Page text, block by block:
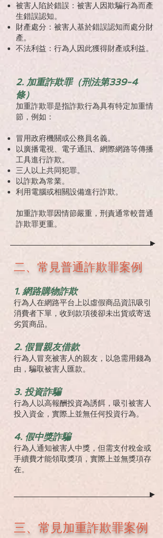
被害人陷於錯誤：被害人因欺騙行為而產
生錯誤認知。
財產處分：被害人基於錯誤認知而處分財
產。
不法利益：行為人因此獲得財產或利益。
2. 加重詐欺罪（刑法第339-4
條）
加重詐欺罪是指詐欺行為具有特定加重情
節，例如：
冒用政府機關或公務員名義。
以廣播電視、電子通訊、網際網路等傳播
工具進行詐欺。
三人以上共同犯罪。
以詐欺為常業。
利用電腦或相關設備進行詐欺。
加重詐欺罪因情節嚴重，刑責通常較普通
詐欺罪更重。
二、常見普通詐欺罪案例
1. 網路購物詐欺
行為人在網路平台上以虛假商品資訊吸引
消費者下單，收到款項後卻未出貨或寄送
劣質商品。
2. 假冒親友借款
行為人冒充被害人的親友，以急需用錢為
由，騙取被害人匯款。
3. 投資詐騙
行為人以高報酬投資為誘餌，吸引被害人
投入資金，實際上並無任何投資行為。
4. 假中獎詐騙
行為人通知被害人中獎，但需支付稅金或
手續費才能領取獎項，實際上並無獎項存
在。
三、常見加重詐欺罪案例